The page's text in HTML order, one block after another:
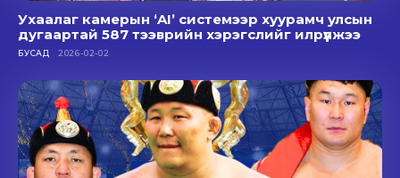
Ухаалаг камерын ‘AI’ системээр хуурамч улсын
дугаартай 587 тээврийн хэрэгслийг илрүүлжээ
БУСАД 2026-02-02